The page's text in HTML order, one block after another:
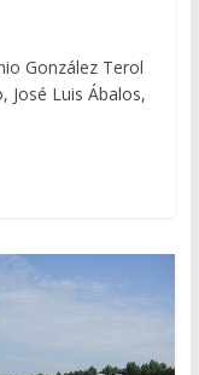
González Terol
José Luis Ábalos,